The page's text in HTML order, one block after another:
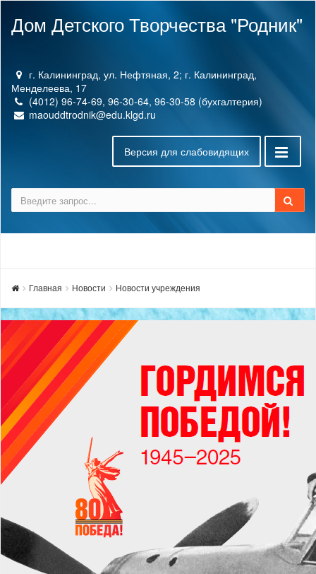
Дом Детского Творчества "Родник"
г. Калининград, ул. Нефтяная, 2; г. Калининград,
Менделеева, 17
(4012) 96-74-69, 96-30-64, 96-30-58 (бухгалтерия)
maouddtrodnik@edu.klgd.ru
Версия для слабовидящих
Главная Новости Новости учреждения